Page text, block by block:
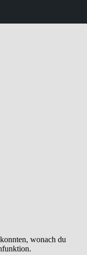
wonach du